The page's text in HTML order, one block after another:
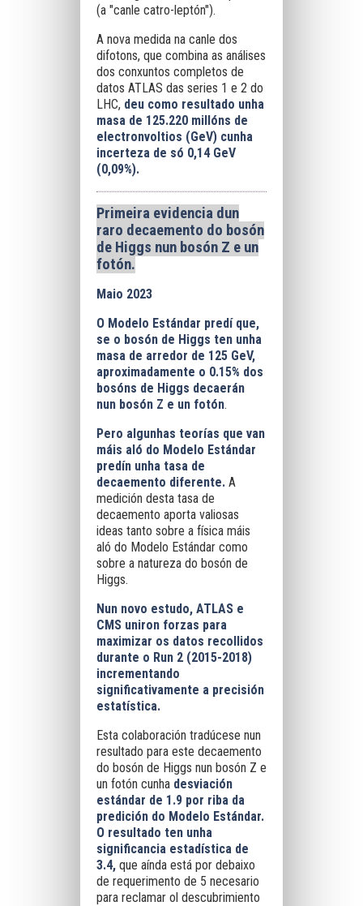
(a "canle catro-leptón").
A nova medida na canle dos
difotons, que combina as análises
dos conxuntos completos de
datos ATLAS das series 1 e 2 do
LHC, deu como resultado unha
masa de 125.220 millóns de
electronvoltios (GeV) cunha
incerteza de só 0,14 GeV
(0,09%).
Primeira evidencia dun
raro decaemento do bosón
de Higgs nun bosón Z e un
fotón.
Maio 2023
O Modelo Estándar predí que,
se o bosón de Higgs ten unha
masa de arredor de 125 GeV,
aproximadamente o 0.15% dos
bosóns de Higgs decaerán
nun bosón Z e un fotón.
Pero algunhas teorías que van
máis aló do Modelo Estándar
predín unha tasa de
decaemento diferente. A
medición desta tasa de
decaemento aporta valiosas
ideas tanto sobre a física máis
aló do Modelo Estándar como
sobre a natureza do bosón de
Higgs.
Nun novo estudo, ATLAS e
CMS uniron forzas para
maximizar os datos recollidos
durante o Run 2 (2015-2018)
incrementando
significativamente a precisión
estatística.
Esta colaboración tradúcese nun
resultado para este decaemento
do bosón de Higgs nun bosón Z e
un fotón cunha desviación
estándar de 1.9 por riba da
predición do Modelo Estándar.
Oresultado ten unha
significancia estadística de
3.4,que aínda está por debaixo
de requerimento de 5 necesario
para reclamar ol descubrimiento